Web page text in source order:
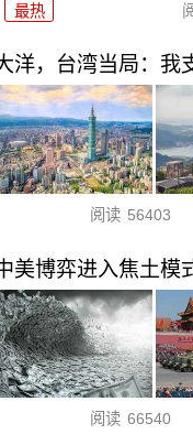
最热
洋，台湾当局：我
阅读 56403
美博弈进入焦土模
阅读 66540